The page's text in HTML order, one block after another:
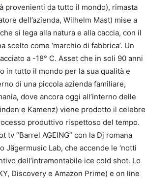
provenienti da tutto il mondo), rimasta
dell’azienda, Wilhelm Mast) mise a
si lega alla natura e alla caccia, con il
come ‘marchio di fabbrica’. Un
a -18° C. Asset che in soli 90 anni
in tutto il mondo per la sua qualità e
di una piccola azienda familiare,
dove ancora oggi all’interno delle
e Kamenz) viene prodotto il celebre
produttivo rispettoso del tempo.
“Barrel AGEING” con la Dj romana
Lab, che accende le ‘notti
dell’intramontabile ice cold shot. Lo
Discovery e Amazon Prime) e on line